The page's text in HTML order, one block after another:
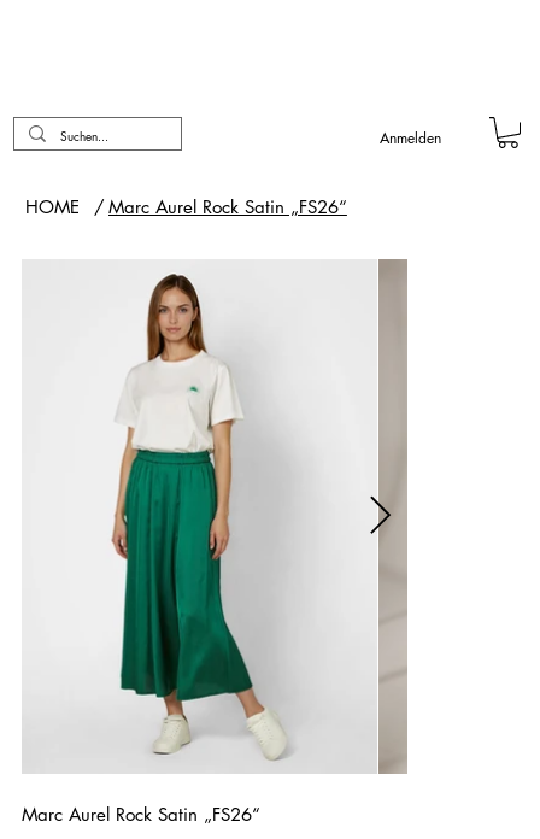
Anmelden
HOME / Marc Aurel Rock Satin „FS26“
Marc Aurel Rock Satin „FS26“